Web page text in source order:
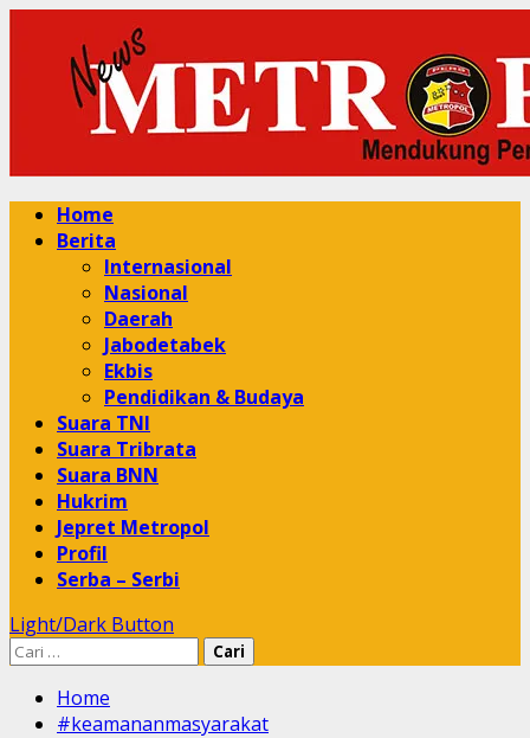
content
Primary
Menu
Home
Berita
Internasional
Nasional
Daerah
Jabodetabek
Ekbis
Pendidikan & Budaya
Suara TNI
Suara Tribrata
Suara BNN
Hukrim
Jepret Metropol
Profil
Serba – Serbi
Light/Dark Button
Cari
Home
#keamananmasyarakat